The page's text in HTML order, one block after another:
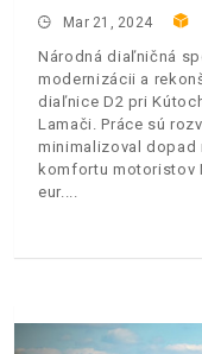
Mar 21, 2024
Národná diaľničná
modernizácii a
diaľnice D2 pri
Lamači. Práce sú
minimalizoval dopad
komfortu motoristov
eur.